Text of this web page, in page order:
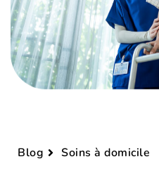
Blog Soins à domicile